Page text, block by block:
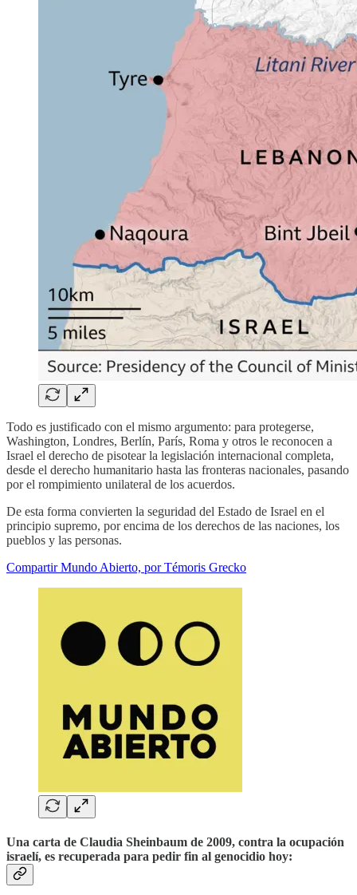
Todo es justificado con el mismo argumento: para protegerse,
Washington, Londres, Berlín, París, Roma y otros le reconocen a
Israel el derecho de pisotear la legislación internacional completa,
desde el derecho humanitario hasta las fronteras nacionales, pasando
por el rompimiento unilateral de los acuerdos.
De esta forma convierten la seguridad del Estado de Israel en el
principio supremo, por encima de los derechos de las naciones, los
pueblos y las personas.
Compartir Mundo Abierto, por Témoris Grecko
Una carta de Claudia Sheinbaum de 2009, contra la ocupación
israelí, es recuperada para pedir fin al genocidio hoy: